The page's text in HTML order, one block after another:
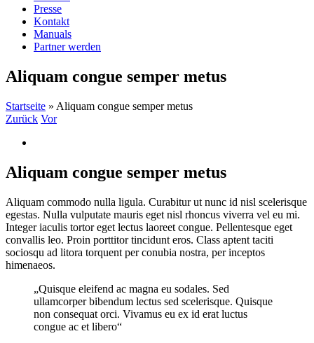
Presse
Kontakt
Manuals
Partner werden
Aliquam congue semper metus
Startseite » Aliquam congue semper metus
Zurück Vor
Aliquam congue semper metus
Aliquam commodo nulla ligula. Curabitur ut nunc id nisl scelerisque
egestas. Nulla vulputate mauris eget nisl rhoncus viverra vel eu mi.
Integer iaculis tortor eget lectus laoreet congue. Pellentesque eget
convallis leo. Proin porttitor tincidunt eros. Class aptent taciti
sociosqu ad litora torquent per conubia nostra, per inceptos
himenaeos.
„Quisque eleifend ac magna eu sodales. Sed
ullamcorper bibendum lectus sed scelerisque. Quisque
non consequat orci. Vivamus eu ex id erat luctus
congue ac et libero“